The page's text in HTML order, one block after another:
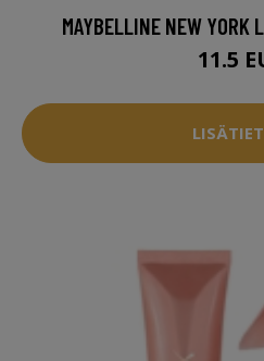
MAYBELLINE NEW YORK
11.5